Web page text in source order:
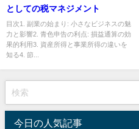
としての税マネジメント
目次1. 副業の始まり: 小さなビジネスの魅
力と影響2. 青色申告の利点: 損益通算の効
果的利用3. 資産所得と事業所得の違いを
知る4. 節...
今日の人気記事